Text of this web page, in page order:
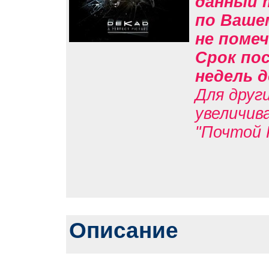
по
не
Срок
недель
Для
"Почтой
Описание